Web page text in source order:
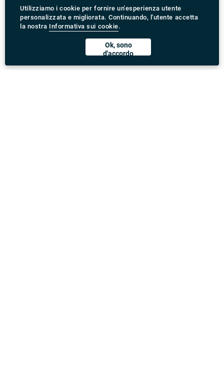
Utilizziamo i cookie per fornire un'esperienza utente
personalizzata e migliorata. Continuando, l'utente accetta
la nostra Informativa sui cookie.
Ok, sono
d'accordo